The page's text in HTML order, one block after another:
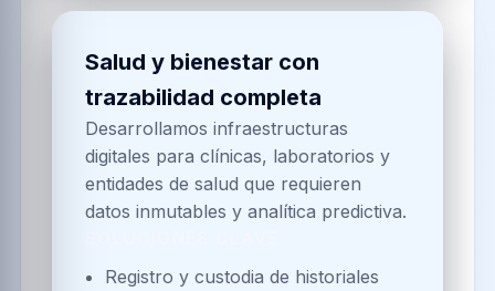
Salud y bienestar con
trazabilidad completa
Desarrollamos infraestructuras
digitales para clínicas, laboratorios y
entidades de salud que requieren
datos inmutables y analítica predictiva.
Registro y custodia de historiales